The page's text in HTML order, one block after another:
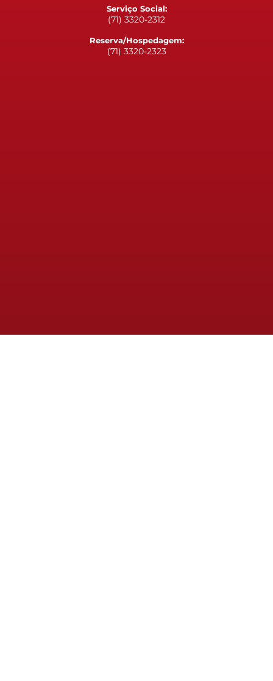
Serviço Social:
(71) 3320-2312
Reserva/Hospedagem:
(71) 3320-2323